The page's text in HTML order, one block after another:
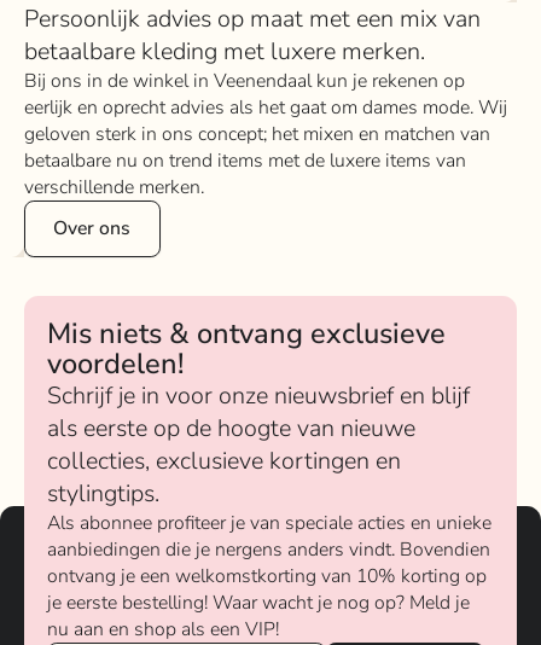
Persoonlijk advies op maat met een mix van
betaalbare kleding met luxere merken.
Bij ons in de winkel in Veenendaal kun je rekenen op
eerlijk en oprecht advies als het gaat om dames mode. Wij
geloven sterk in ons concept; het mixen en matchen van
betaalbare nu on trend items met de luxere items van
verschillende merken.
Over ons
Mis niets & ontvang exclusieve
voordelen!
Schrijf je in voor onze nieuwsbrief en blijf
als eerste op de hoogte van nieuwe
collecties, exclusieve kortingen en
stylingtips.
Als abonnee profiteer je van speciale acties en unieke
aanbiedingen die je nergens anders vindt. Bovendien
ontvang je een welkomstkorting van 10% korting op
je eerste bestelling! Waar wacht je nog op? Meld je
nu aan en shop als een VIP!